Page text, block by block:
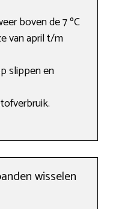
boven de 7 ºC
van april t/m
slippen en
wisselen